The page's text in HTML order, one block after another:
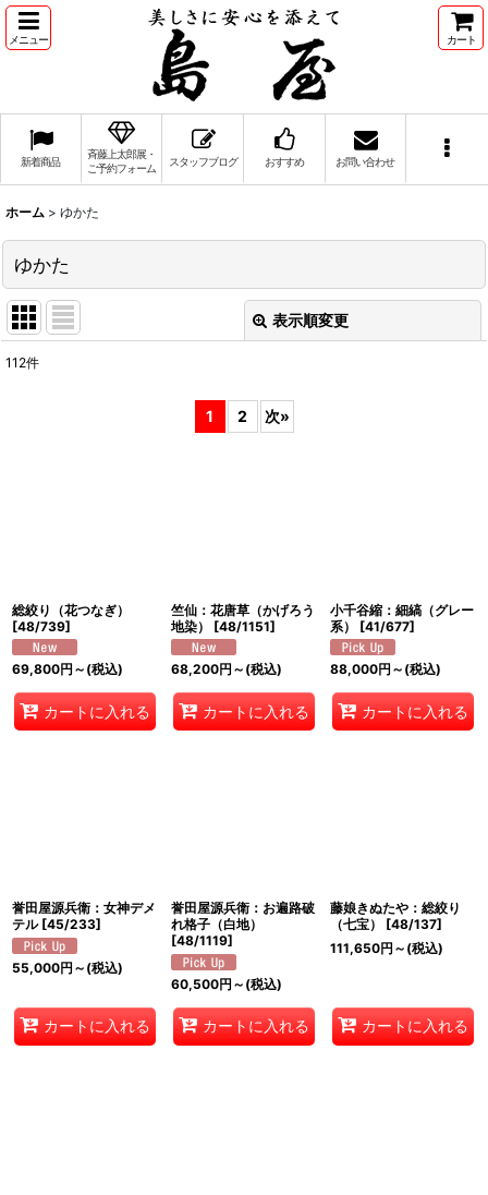
メニュー カート
新着商品
斉藤上太郎展・
ご予約フォーム
スタッフブログ おすすめ お問い合わせ
ホーム > ゆかた
ゆかた
表示順変更
112件
1 2 次»
総絞り（花つなぎ）
[48/739]
69,800円 ～ (税込)
カートに入れる
竺仙：花唐草（かげろう
地染）
[48/1151]
68,200円 ～ (税込)
カートに入れる
小千谷縮：細縞（グレー
系）
[41/677]
88,000円 ～ (税込)
カートに入れる
誉田屋源兵衛：女神デメ
テル [45/233]
55,000円 ～ (税込)
カートに入れる
誉田屋源兵衛：お遍路破
れ格子（白地）
[48/1119]
60,500円 ～ (税込)
カートに入れる
藤娘きぬたや：総絞り
（七宝）
[48/137]
111,650円 ～ (税込)
カートに入れる